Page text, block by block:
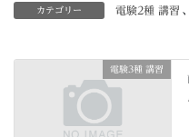
カテゴリー 電験2種 講習 、
電験3種 講習